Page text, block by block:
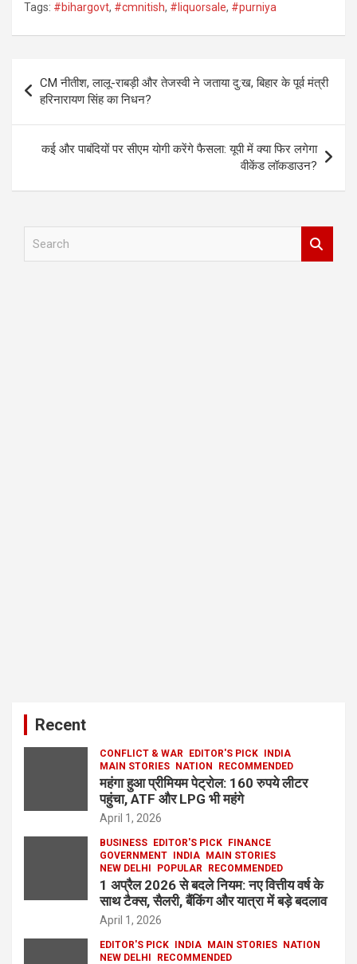
Tags: #bihargovt, #cmnitish, #liquorsale, #purniya
navigation
CM नीतीश, लालू-राबड़ी और तेजस्वी ने जताया दु:ख, बिहार के पूर्व मंत्री
हरिनारायण सिंह का निधन?
कई और पाबंदियों पर सीएम योगी करेंगे फैसला: यूपी में क्या फिर लगेगा
वीकेंड लॉकडाउन?
Recent
CONFLICT & WAR EDITOR'S PICK
INDIA
MAIN STORIES
NATION RECOMMENDED
महंगा हुआ प्रीमियम पेट्रोल: 160 रुपये लीटर
पहुंचा, ATF और LPG भी महंगे
April 1, 2026
BUSINESS EDITOR'S PICK
FINANCE
GOVERNMENT
INDIA
MAIN STORIES
NEW DELHI
POPULAR RECOMMENDED
1 अप्रैल 2026 से बदले नियम: नए वित्तीय वर्ष के
साथ टैक्स, सैलरी, बैंकिंग और यात्रा में बड़े बदलाव
April 1, 2026
EDITOR'S PICK INDIA MAIN STORIES
NATION
NEW DELHI
RECOMMENDED